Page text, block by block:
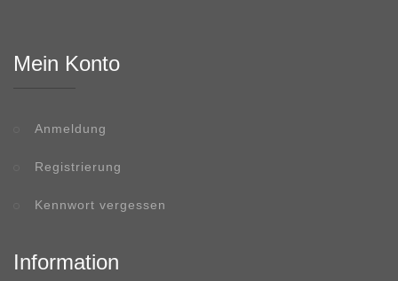
Mein Konto
Anmeldung
Registrierung
Kennwort vergessen
Information